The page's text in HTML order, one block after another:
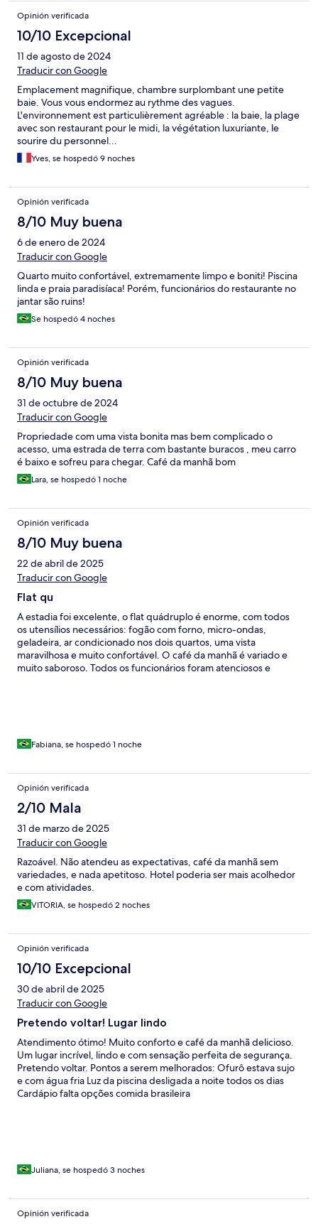
Opinión verificada
10/10 Excepcional
11 de agosto de 2024
Traducir con Google
Emplacement magnifique, chambre surplombant une petite
baie. Vous vous endormez au rythme des vagues.
L'environnement est particulièrement agréable : la baie, la plage
avec son restaurant pour le midi, la végétation luxuriante, le
sourire du personnel...
Yves, se hospedó 9 noches
Opinión verificada
8/10 Muy buena
6 de enero de 2024
Traducir con Google
Quarto muito confortável, extremamente limpo e boniti! Piscina
linda e praia paradisíaca! Porém, funcionários do restaurante no
jantar são ruins!
Se hospedó 4 noches
Opinión verificada
8/10 Muy buena
31 de octubre de 2024
Traducir con Google
Propriedade com uma vista bonita mas bem complicado o
acesso, uma estrada de terra com bastante buracos , meu carro
é baixo e sofreu para chegar. Café da manhã bom
Lara, se hospedó 1 noche
Opinión verificada
8/10 Muy buena
22 de abril de 2025
Traducir con Google
Flat qu
A estadia foi excelente, o flat quádruplo é enorme, com todos
os utensílios necessários: fogão com forno, micro-ondas,
geladeira, ar condicionado nos dois quartos, uma vista
maravilhosa e muito confortável. O café da manhã é variado e
muito saboroso. Todos os funcionários foram atenciosos e
Fabiana, se hospedó 1 noche
Opinión verificada
2/10 Mala
31 de marzo de 2025
Traducir con Google
Razoável. Não atendeu as expectativas, café da manhã sem
variedades, e nada apetitoso. Hotel poderia ser mais acolhedor
e com atividades.
VITORIA, se hospedó 2 noches
Opinión verificada
10/10 Excepcional
30 de abril de 2025
Traducir con Google
Pretendo voltar! Lugar lindo
Atendimento ótimo! Muito conforto e café da manhã delicioso.
Um lugar incrível, lindo e com sensação perfeita de segurança.
Pretendo voltar. Pontos a serem melhorados: Ofurô estava sujo
e com água fria Luz da piscina desligada a noite todos os dias
Cardápio falta opções comida brasileira
Juliana, se hospedó 3 noches
Opinión verificada